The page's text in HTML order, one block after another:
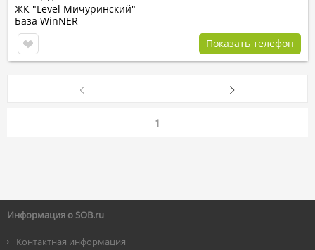
ЖК "Level Мичуринский"
База WinNER
Показать телефон
1
Информация о SOB.ru
Контактная информация